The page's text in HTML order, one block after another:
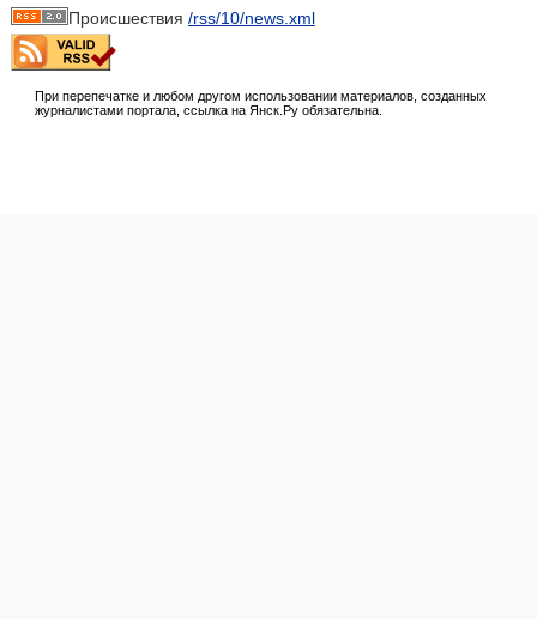
Происшествия /rss/10/news.xml
При перепечатке и любом другом использовании материалов, созданных
журналистами портала, ссылка на Янск.Ру обязательна.